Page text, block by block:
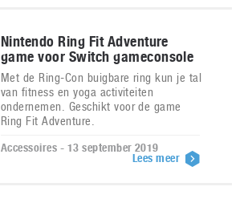
Nintendo Ring Fit Adventure
game voor Switch gameconsole
Met de Ring-Con buigbare ring kun je tal
van fitness en yoga activiteiten
ondernemen. Geschikt voor de game
Ring Fit Adventure.
Accessoires - 13 september 2019
Lees meer